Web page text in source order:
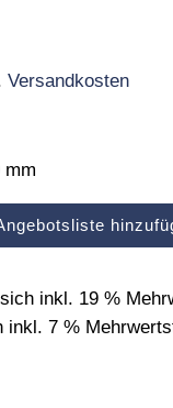
Versandkosten
mm
inkl. 19 %
inkl. 7 %